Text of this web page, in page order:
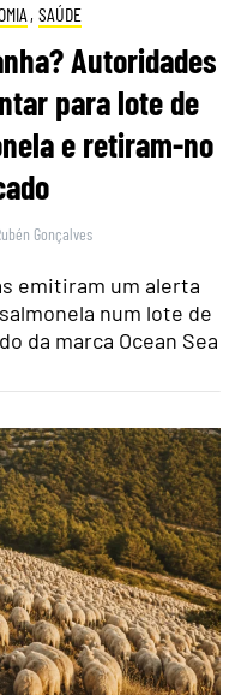
, SAÚDE
Autoridades
para lote de
e retiram-no
Gonçalves
emitiram um alerta
num lote de
da marca Ocean Sea